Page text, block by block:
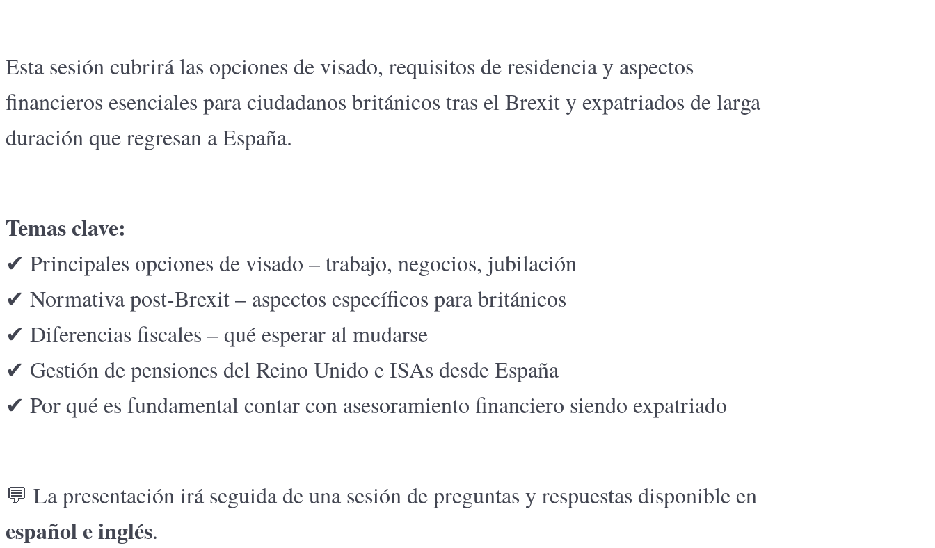
Esta sesión cubrirá las opciones de visado, requisitos de residencia y aspectos
financieros esenciales para ciudadanos británicos tras el Brexit y expatriados de larga
duración que regresan a España.
Temas clave:
✔ Principales opciones de visado – trabajo, negocios, jubilación
✔ Normativa post-Brexit – aspectos específicos para británicos
✔ Diferencias fiscales – qué esperar al mudarse
✔ Gestión de pensiones del Reino Unido e ISAs desde España
✔ Por qué es fundamental contar con asesoramiento financiero siendo expatriado
💬 La presentación irá seguida de una sesión de preguntas y respuestas disponible en
español e inglés.